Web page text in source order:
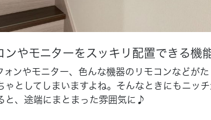
ンやモニターをスッキリ配置できる機
ォンやモニター、色んな機器のリモコンなどが
ゃとしてしまいますよね。そんなときにもニッ
と、途端にまとまった雰囲気に♪